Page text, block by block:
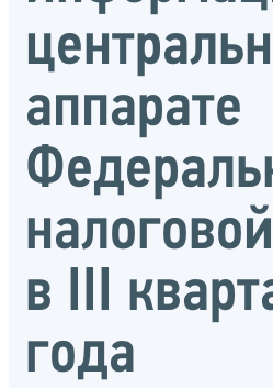
аппарате
в III
года